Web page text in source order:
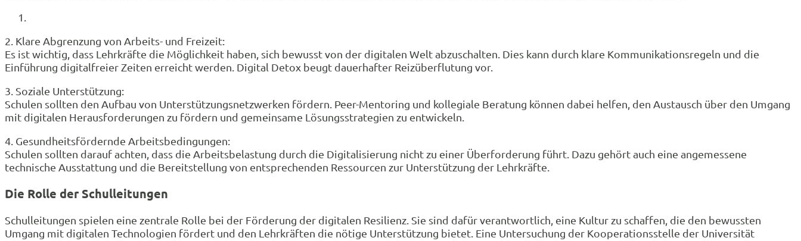
2. Klare Abgrenzung von Arbeits- und Freizeit:
Es ist wichtig, dass Lehrkräfte die Möglichkeit haben, sich bewusst von der digitalen Welt abzuschalten. Dies kann durch klare Kommunikationsregeln und die
Einführung digitalfreier Zeiten erreicht werden. Digital Detox beugt dauerhafter Reizüberflutung vor.
3. Soziale Unterstützung:
Schulen sollten den Aufbau von Unterstützungsnetzwerken fördern. Peer-Mentoring und kollegiale Beratung können dabei helfen, den Austausch über den Umgang
mit digitalen Herausforderungen zu fördern und gemeinsame Lösungsstrategien zu entwickeln.
4. Gesundheitsfördernde Arbeitsbedingungen:
Schulen sollten darauf achten, dass die Arbeitsbelastung durch die Digitalisierung nicht zu einer Überforderung führt. Dazu gehört auch eine angemessene
technische Ausstattung und die Bereitstellung von entsprechenden Ressourcen zur Unterstützung der Lehrkräfte.
Die Rolle der Schulleitungen
Schulleitungen spielen eine zentrale Rolle bei der Förderung der digitalen Resilienz. Sie sind dafür verantwortlich, eine Kultur zu schaffen, die den bewussten
Umgang mit digitalen Technologien fördert und den Lehrkräften die nötige Unterstützung bietet. Eine Untersuchung der Kooperationsstelle der Universität